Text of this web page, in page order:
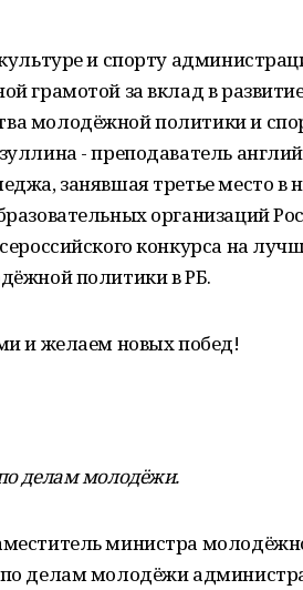
и спорту
грамотой за вклад в
молодёжной политики и
- преподаватель
занявшая третье место в
организаций
конкурса на
политики в РБ.
и желаем новых побед!
делам молодёжи.
министра
делам молодёжи